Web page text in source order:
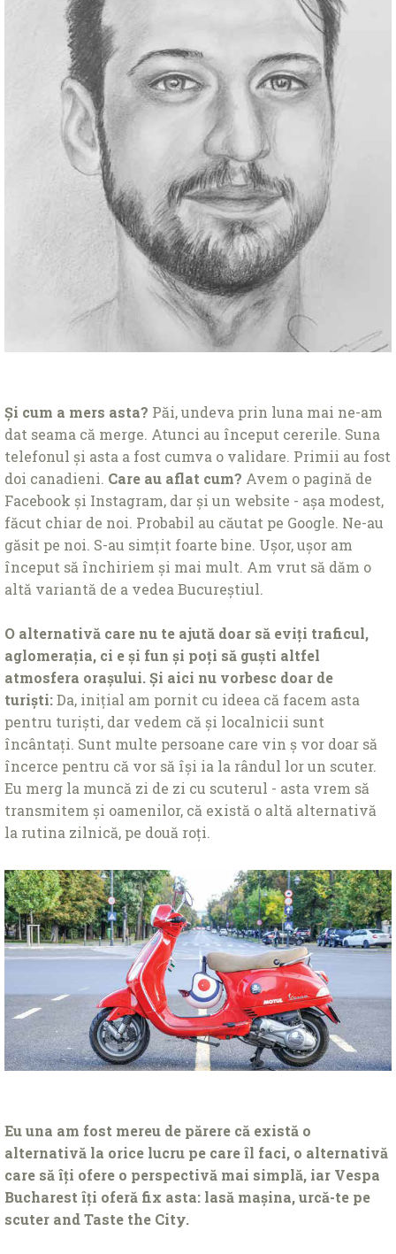
Și cum a mers asta? Păi, undeva prin luna mai ne-am
dat seama că merge. Atunci au început cererile. Suna
telefonul și asta a fost cumva o validare. Primii au fost
doi canadieni. Care au aflat cum? Avem o pagină de
Facebook și Instagram, dar și un website - așa modest,
făcut chiar de noi. Probabil au căutat pe Google. Ne-au
găsit pe noi. S-au simțit foarte bine. Ușor, ușor am
început să închiriem și mai mult. Am vrut să dăm o
altă variantă de a vedea Bucureștiul.
O alternativă care nu te ajută doar să eviți traficul,
aglomerația, ci e și fun și poți să guști altfel
atmosfera orașului. Și aici nu vorbesc doar de
turiști:Da, inițial am pornit cu ideea că facem asta
pentru turiști, dar vedem că și localnicii sunt
încântați. Sunt multe persoane care vin ș vor doar să
încerce pentru că vor să își ia la rândul lor un scuter.
Eu merg la muncă zi de zi cu scuterul - asta vrem să
transmitem și oamenilor, că există o altă alternativă
la rutina zilnică, pe două roți.
Eu una am fost mereu de părere că există o
alternativă la orice lucru pe care îl faci, o alternativă
care să îți ofere o perspectivă mai simplă, iar Vespa
Bucharest îți oferă fix asta: lasă mașina, urcă-te pe
scuter and Taste the City.